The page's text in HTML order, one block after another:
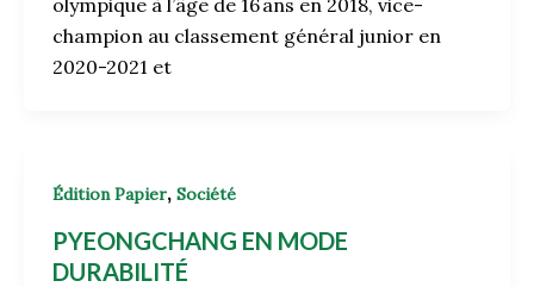
champion au classement général junior en
2020-2021 et
Édition Papier, Société
PYEONGCHANG EN MODE
DURABILITÉ